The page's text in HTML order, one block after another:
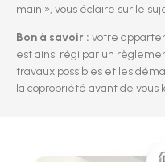
main », vous éclaire sur le
Bon à savoir : votre
est ainsi régi par un
travaux possibles et les
la copropriété avant de vous